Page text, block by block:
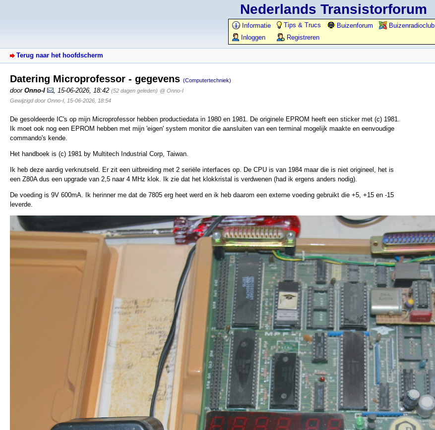
Nederlands Transistorforum
Informatie Tips & Trucs Buizenforum
Buizenradioclub
Inloggen
Registreren
Terug naar het hoofdscherm
Datering Microprofessor - gegevens (Computertechniek)
door Onno-I 15-06-2026, 18:42 (52 dagen geleden) @ Onno-I
Gewijzigd door Onno-I, 15-06-2026, 18:54
De gesoldeerde IC's op mijn Microprofessor hebben productiedata in 1980 en 1981. De originele EPROM heeft een sticker met (c) 1981.
Ik moet ook nog een EPROM hebben met mijn 'eigen' system monitor die aansluiten van een terminal mogelijk maakte en eenvoudige
commando's kende.
Het handboek is (c) 1981 by Multitech Industrial Corp, Taiwan.
Ik heb deze aardig verknutseld. Er zit een uitbreiding met 2 seriële interfaces op. De CPU is van 1984 maar die is niet origineel, het is
een Z80A dus een upgrade van 2,5 naar 4 MHz klok. Ik zie dat het klokkristal is verdwenen (had ik ergens anders nodig).
De voeding is 9V 600mA. Ik herinner me dat de 7805 erg heet werd en ik heb daarom een externe voeding gebruikt die +5, +15 en -15
leverde.